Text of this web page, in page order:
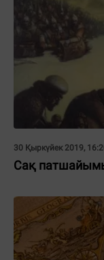
30 Қыркүйек 2019,
Сақ